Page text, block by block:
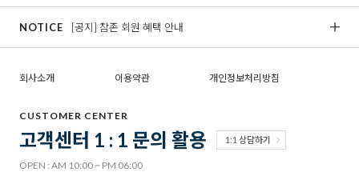
NOTICE [공지] 참존 회원 혜택 안내
회사소개 이용약관 개인정보처리방침
CUSTOMER CENTER
고객센터 1 : 1 문의 활용 1:1 상담하기
OPEN : AM 10:00 ~ PM 06:00